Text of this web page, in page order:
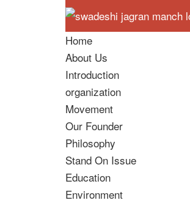
Home
About Us
Introduction
organization
Movement
Our Founder
Philosophy
Stand On Issue
Education
Environment